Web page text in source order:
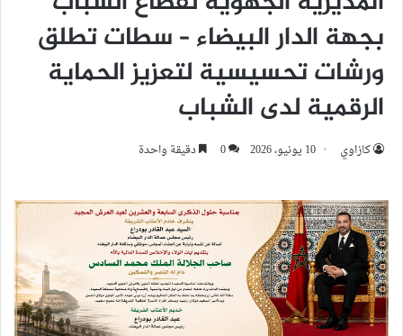
بجهة الدار البيضاء – سطات تطلق
ورشات تحسيسية لتعزيز الحماية
الرقمية لدى الشباب
كازاوي 10 يونيو، 2026 0 دقيقة واحدة